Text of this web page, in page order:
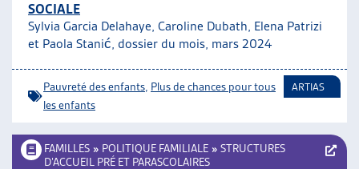
SOCIALE
Sylvia Garcia Delahaye, Caroline Dubath, Elena Patrizi
et Paola Stanić, dossier du mois, mars 2024
Pauvreté des enfants Plus de chances pour tous
les enfants
ARTIAS
FAMILLES » POLITIQUE FAMILIALE » STRUCTURES
D’ACCUEIL PRÉ ET PARASCOLAIRES